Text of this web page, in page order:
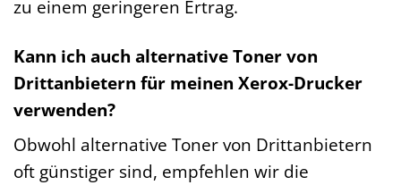
zu einem geringeren Ertrag.
Kann ich auch alternative Toner von
Drittanbietern für meinen Xerox-Drucker
verwenden?
Obwohl alternative Toner von Drittanbietern
oft günstiger sind, empfehlen wir die